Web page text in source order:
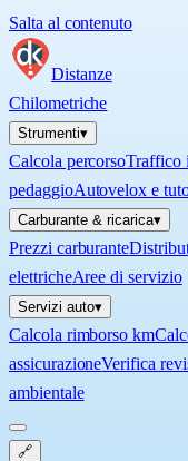
Salta al contenuto
Distanze
Chilometriche
Strumenti▾
Calcola percorsoTraffico
pedaggioAutovelox e
Carburante & ricarica▾
Prezzi carburante
elettricheAree di servizio
Servizi auto▾
Calcola rimborso km
assicurazioneVerifica
ambientale
🔗